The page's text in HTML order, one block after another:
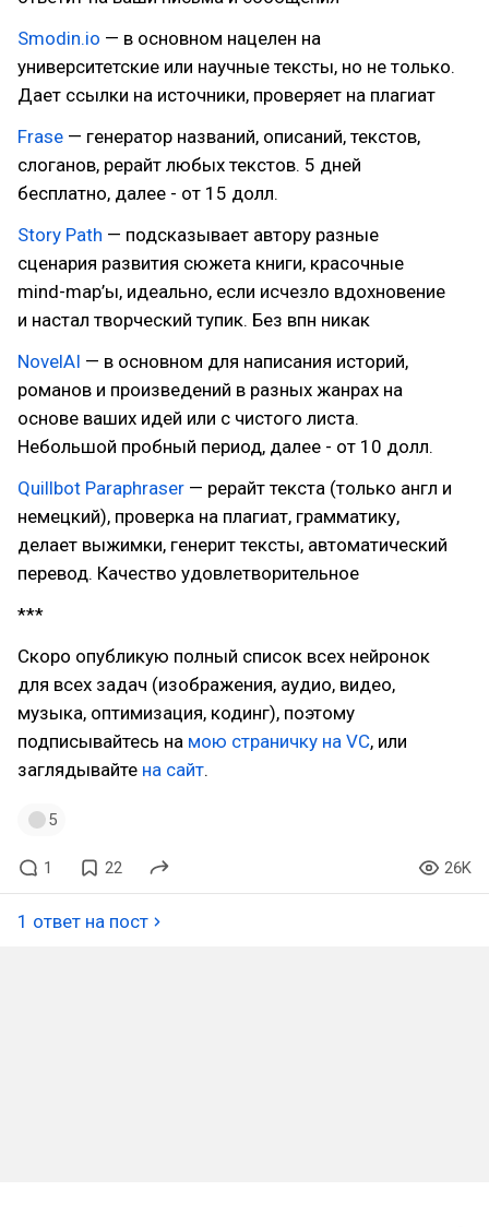
Smodin.io — в основном нацелен на
университетские или научные тексты, но не только.
Дает ссылки на источники, проверяет на плагиат
Frase — генератор названий, описаний, текстов,
слоганов, рерайт любых текстов. 5 дней
бесплатно, далее - от 15 долл.
Story Path — подсказывает автору разные
сценария развития сюжета книги, красочные
mind-map’ы, идеально, если исчезло вдохновение
и настал творческий тупик. Без впн никак
NovelAI — в основном для написания историй,
романов и произведений в разных жанрах на
основе ваших идей или с чистого листа.
Небольшой пробный период, далее - от 10 долл.
Quillbot Paraphraser — рерайт текста (только англ и
немецкий), проверка на плагиат, грамматику,
делает выжимки, генерит тексты, автоматический
перевод. Качество удовлетворительное
***
Скоро опубликую полный список всех нейронок
для всех задач (изображения, аудио, видео,
музыка, оптимизация, кодинг), поэтому
подписывайтесь на мою страничку на VC, или
заглядывайте на сайт.
5
1 22 26K
1 ответ на пост